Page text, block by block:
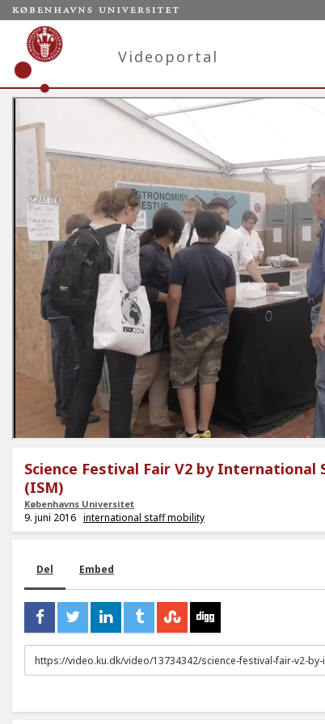
Videoportal
Science Festival Fair V2 by
(ISM)
Københavns Universitet
9. juni 2016 international staff mobility
Del Embed
URL
to